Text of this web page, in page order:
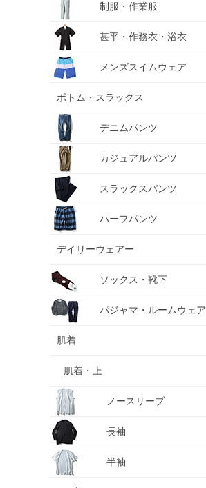
制服・作業服
甚平・作務衣・浴衣
メンズスイムウェア
ボトム・スラックス
デニムパンツ
カジュアルパンツ
スラックスパンツ
ハーフパンツ
デイリーウェアー
ソックス・靴下
パジャマ・ルームウェア
肌着
肌着・上
ノースリーブ
長袖
半袖